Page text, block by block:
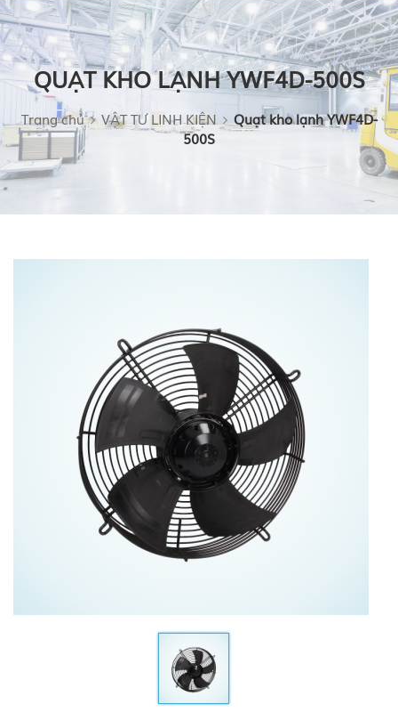
QUẠT KHO LẠNH YWF4D-500S
Trang chủ VẬT TƯ LINH KIỆN
Quạt kho lạnh YWF4D-
500S